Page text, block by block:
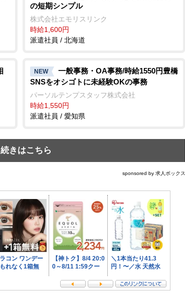
の短期シンプル
株式会社エモリスリンク
時給1,600円
派遣社員 / 北海道
NEW
一般事務・OA事務/時給1550円豊橋
SNSをオシゴトに未経験OKの事務
パーソルテンプスタッフ株式会社
時給1,550円
派遣社員 / 愛知県
続きはこちら
sponsored by 求人ボックス